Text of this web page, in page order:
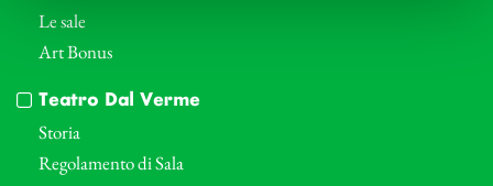
Le sale
Art Bonus
Teatro Dal Verme
Storia
Regolamento di Sala